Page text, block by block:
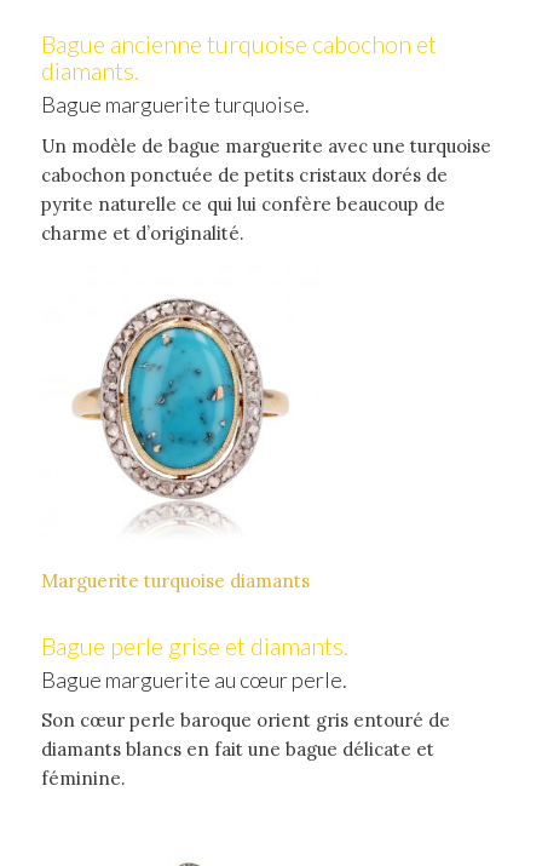
Bague ancienne turquoise cabochon et
diamants.
Bague marguerite turquoise.
Un modèle de bague marguerite avec une turquoise
cabochon ponctuée de petits cristaux dorés de
pyrite naturelle ce qui lui confère beaucoup de
charme et d’originalité.
Marguerite turquoise diamants
Bague perle grise et diamants.
Bague marguerite au cœur perle.
Son cœur perle baroque orient gris entouré de
diamants blancs en fait une bague délicate et
féminine.